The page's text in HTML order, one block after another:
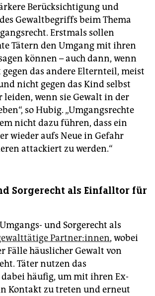
Berücksichtigung und
Gewaltbegriffs beim Thema
Erstmals sollen
Tätern den Umgang mit ihren
können – auch dann, wenn
gegen das andere Elternteil, meist
nicht gegen das Kind selbst
leiden, wenn sie Gewalt in der
so Hubig. „Umgangsrechte
nicht dazu führen, dass ein
wieder aufs Neue in Gefahr
attackiert zu werden.“
Sorgerecht als Einfalltor für
und Sorgerecht als
Part­ne­r:in­nen, wobei
Fälle häuslicher Gewalt von
Täter nutzen das
häufig, um mit ihren Ex-
Kontakt zu treten und erneut